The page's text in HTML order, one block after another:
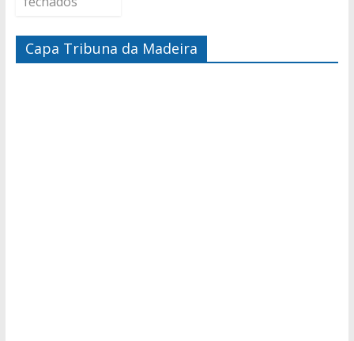
Capa Tribuna da Madeira